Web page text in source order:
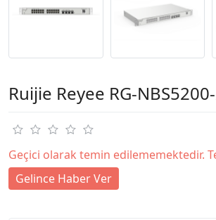
Ruijie Reyee RG-
Geçici olarak temin edilememektedir.
Gelince Haber Ver